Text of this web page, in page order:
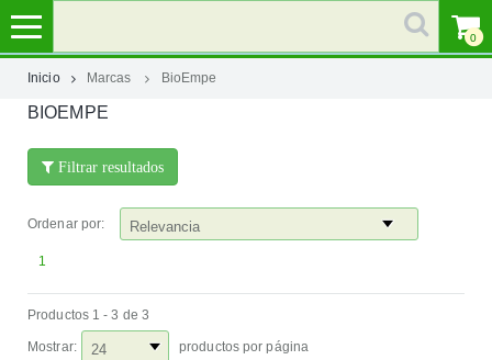
MI
CATEGORÍAS
AYUDA
0
Inicio Marcas BioEmpe
BIOEMPE
Filtrar resultados
Ordenar por:
1
Productos 1 - 3 de 3
Mostrar: productos por página